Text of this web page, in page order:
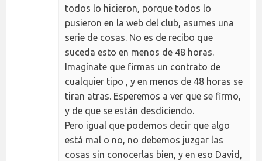
todos lo hicieron, porque todos lo
pusieron en la web del club, asumes una
serie de cosas. No es de recibo que
suceda esto en menos de 48 horas.
Imagínate que firmas un contrato de
cualquier tipo , y en menos de 48 horas se
tiran atras. Esperemos a ver que se firmo,
y de que se están desdiciendo.
Pero igual que podemos decir que algo
está mal o no, no debemos juzgar las
cosas sin conocerlas bien, y en eso David,